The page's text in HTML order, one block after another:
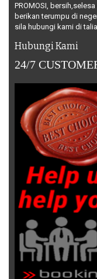
PROMOSI,
berikan terumpu di
sila hubungi kami di
Hubungi Kami
24/7